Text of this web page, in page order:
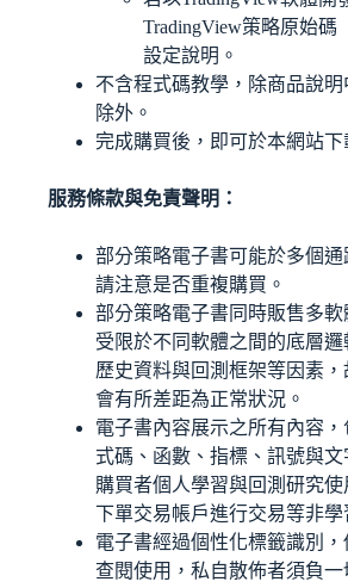
TradingView策略原始碼
設定說明。
不含程式碼教學，除商品說
除外。
完成購買後，即可於本網站下
服務條款與免責聲明：
部分策略電子書可能於多個
請注意是否重複購買。
部分策略電子書同時販售多
受限於不同軟體之間的底層邏
歷史資料與回測框架等因素
會有所差距為正常狀況。
電子書內容展示之所有內容
式碼、函數、指標、訊號與
購買者個人學習與回測研究
下單交易帳戶進行交易等非學
電子書經過個性化標籤識別
查閱使用，私自散佈者須負一